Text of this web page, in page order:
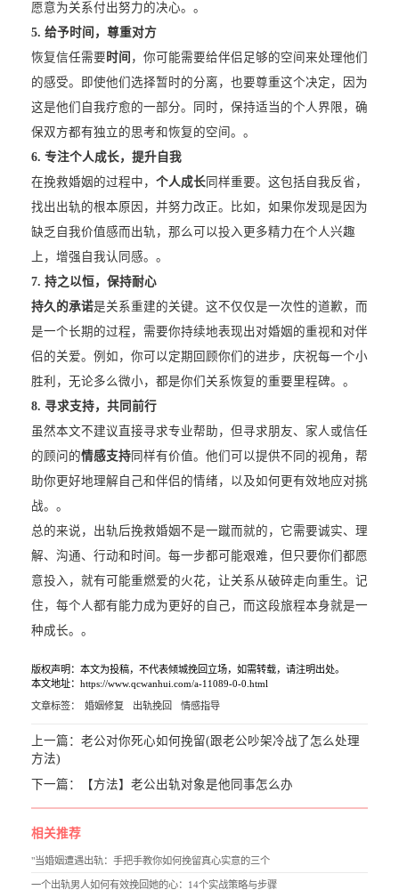
愿意为关系付出努力的决心。。
5. 给予时间，尊重对方
恢复信任需要 时间 ，你可能需要给伴侣足够的空间来处理他们
的感受。即使他们选择暂时的分离，也要尊重这个决定，因为
这是他们自我疗愈的一部分。同时，保持适当的个人界限，确
保双方都有独立的思考和恢复的空间。。
6. 专注个人成长，提升自我
在挽救婚姻的过程中， 个人成长同样重要。这包括自我反省，
找出出轨的根本原因，并努力改正。比如，如果你发现是因为
缺乏自我价值感而出轨，那么可以投入更多精力在个人兴趣
上，增强自我认同感。。
7. 持之以恒，保持耐心
持久的承诺是关系重建的关键。这不仅仅是一次性的道歉，而
是一个长期的过程，需要你持续地表现出对婚姻的重视和对伴
侣的关爱。例如，你可以定期回顾你们的进步，庆祝每一个小
胜利，无论多么微小，都是你们关系恢复的重要里程碑。。
8. 寻求支持，共同前行
虽然本文不建议直接寻求专业帮助，但寻求朋友、家人或信任
的顾问的情感支持同样有价值。他们可以提供不同的视角，帮
助你更好地理解自己和伴侣的情绪，以及如何更有效地应对挑
战。。
总的来说，出轨后挽救婚姻不是一蹴而就的，它需要诚实、理
解、沟通、行动和时间。每一步都可能艰难，但只要你们都愿
意投入，就有可能重燃爱的火花，让关系从破碎走向重生。记
住，每个人都有能力成为更好的自己，而这段旅程本身就是一
种成长。。
版权声明：本文为投稿，不代表倾城挽回立场，如需转载，请注明出处。
本文地址：https://www.qcwanhui.com/a-11089-0-0.html
文章标签： 婚姻修复 出轨挽回 情感指导
上一篇： 老公对你死心如何挽留(跟老公吵架冷战了怎么处理
方法)
下一篇：
【方法】老公出轨对象是他同事怎么办
相关推荐
"当婚姻遭遇出轨：手把手教你如何挽留真心实意的三个
一个出轨男人如何有效挽回她的心：14个实战策略与步骤